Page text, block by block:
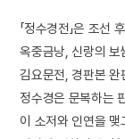
「정수경전」은 조
옥중금낭, 신랑의 보
김요문전, 경판본 완
정수경은 문복하는
이 소저와 인연을 맺